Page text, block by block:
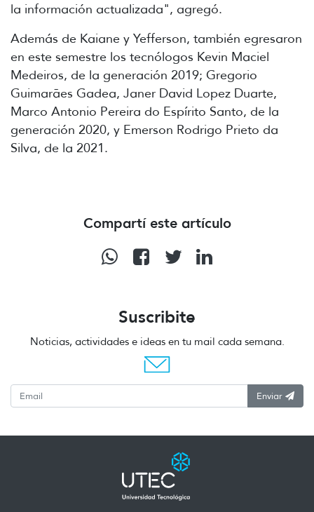
la información actualizada", agregó.
Además de Kaiane y Yefferson, también egresaron
en este semestre los tecnólogos Kevin Maciel
Medeiros, de la generación 2019; Gregorio
Guimarães Gadea, Janer David Lopez Duarte,
Marco Antonio Pereira do Espírito Santo, de la
generación 2020, y Emerson Rodrigo Prieto da
Silva, de la 2021.
Compartí este artículo
Suscribite
Noticias, actividades e ideas en tu mail cada semana.
Enviar